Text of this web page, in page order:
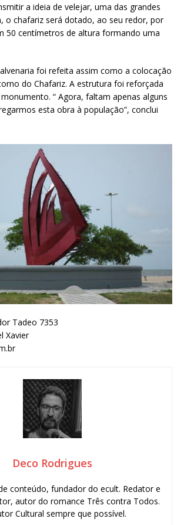
a ideia de velejar, uma das grandes
o chafariz será dotado, ao seu redor, por
50 centímetros de altura formando uma
foi refeita assim como a colocação
do Chafariz. A estrutura foi reforçada
“ Agora, faltam apenas alguns
esta obra à população”, conclui
Tadeo 7353
Xavier
Deco Rodrigues
conteúdo, fundador do ecult. Redator e
autor do romance Três contra Todos.
Cultural sempre que possível.